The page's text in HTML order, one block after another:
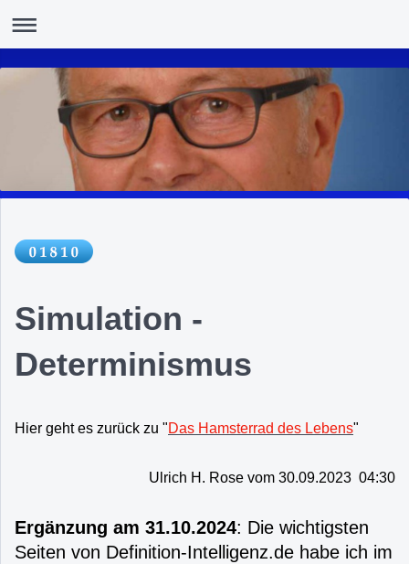
Simulation -
Determinismus
Hier geht es zurück zu "Das Hamsterrad des Lebens"
Ulrich H. Rose vom 30.09.2023 04:30
Ergänzung am 31.10.2024: Die wichtigsten
Seiten von Definition-Intelligenz.de habe ich im